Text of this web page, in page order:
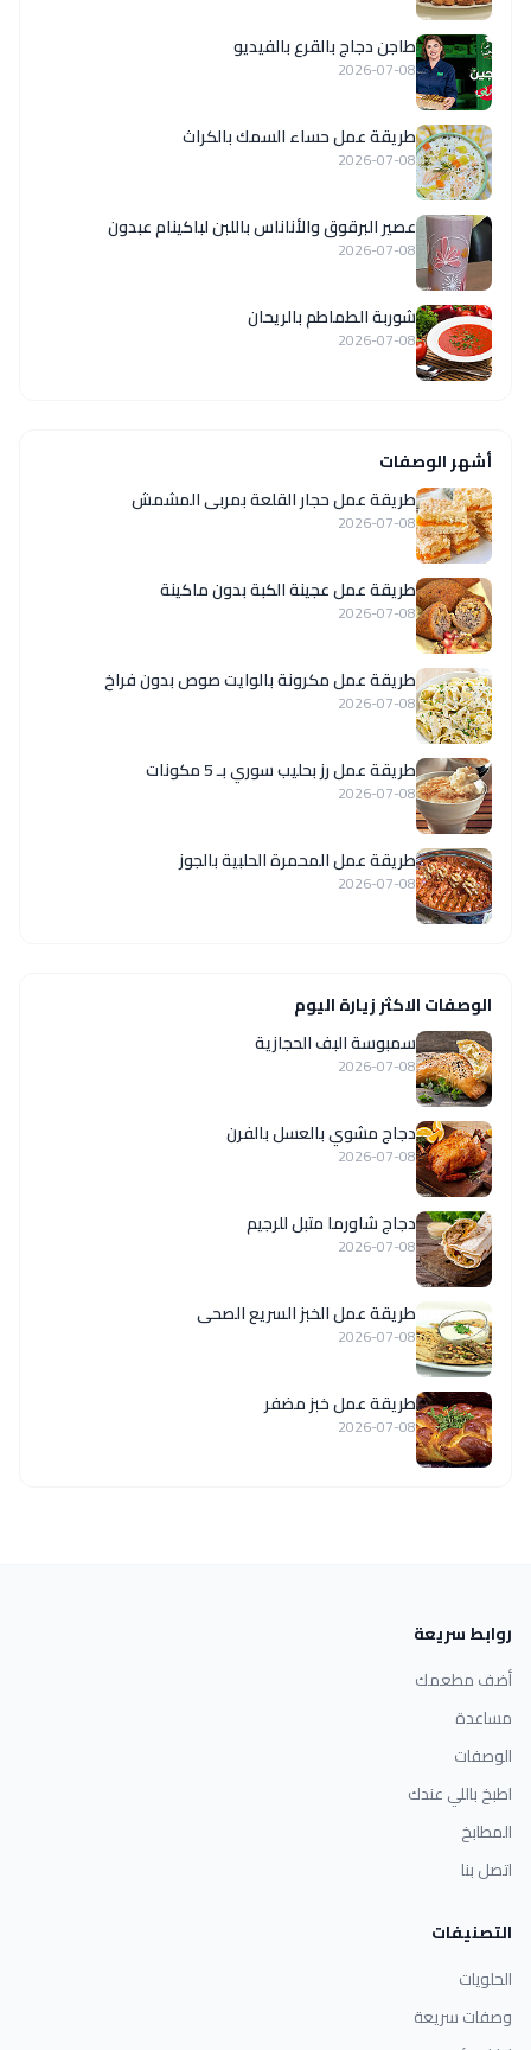
طاجن دجاج بالقرع بالفيديو
2026-07-08
طريقة عمل حساء السمك بالكراث
2026-07-08
عصير البرقوق والأناناس باللبن لباكينام عبدون
2026-07-08
شوربة الطماطم بالريحان
2026-07-08
أشهر الوصفات
طريقة عمل حجار القلعة بمربى المشمش
2026-07-08
طريقة عمل عجينة الكبة بدون ماكينة
2026-07-08
طريقة عمل مكرونة بالوايت صوص بدون فراخ
2026-07-08
طريقة عمل رز بحليب سوري بـ 5 مكونات
2026-07-08
طريقة عمل المحمرة الحلبية بالجوز
2026-07-08
الوصفات الاكثر زيارة اليوم
سمبوسة البف الحجازية
2026-07-08
دجاج مشوي بالعسل بالفرن
2026-07-08
دجاج شاورما متبل للرجيم
2026-07-08
طريقة عمل الخبز السريع الصحى
2026-07-08
طريقة عمل خبز مضفر
2026-07-08
روابط سريعة
أضف مطعمك
مساعدة
الوصفات
اطبخ باللي عندك
المطابخ
اتصل بنا
التصنيفات
الحلويات
وصفات سريعة